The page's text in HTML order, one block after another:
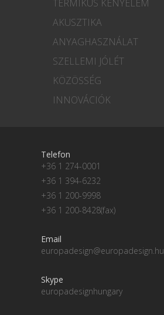
TERMIKUS KÉNYELEM
AKUSZTIKA
ANYAGHASZNÁLAT
SZELLEMI JÓLÉT
KÖZÖSSÉG
INNOVÁCIÓK
Telefon
+36 1 274-0001
+36 1 394-6232
+36 1 200-9998
+36 1 200-8428(fax)
Email
europadesign@europadesign.hu
Skype
europadesignhungary